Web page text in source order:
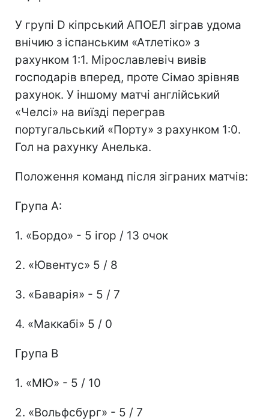
У групі D кіпрський АПОЕЛ зіграв удома
внічию з іспанським «Атлетіко» з
рахунком 1:1. Мірославлевіч вивів
господарів вперед, проте Сімао зрівняв
рахунок. У іншому матчі англійський
«Челсі» на виїзді переграв
португальський «Порту» з рахунком 1:0.
Гол на рахунку Анелька.
Положення команд після зіграних матчів:
Група А:
1. «Бордо» - 5 ігор / 13 очок
2. «Ювентус» 5 / 8
3. «Баварія» - 5 / 7
4. «Маккабі» 5 / 0
Група В
1. «МЮ» - 5 / 10
2. «Вольфсбург» - 5 / 7